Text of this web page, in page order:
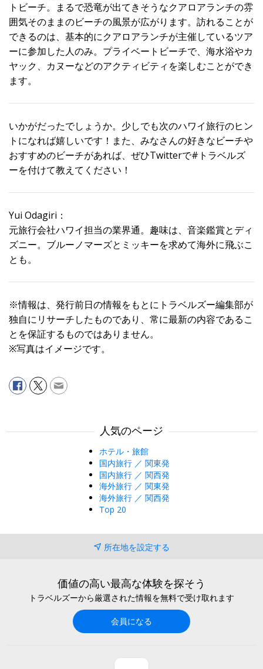
トビーチ。まるで恐竜が出てきそうなクアロアランチの雰
囲気そのままのビーチの風景が広がります。訪れることが
できるのは、基本的にクアロアランチが主催しているツア
ーに参加した人のみ。プライベートビーチで、海水浴やカ
ヤック、カヌーなどのアクティビティを楽しむことができ
ます。
いかがだったでしょうか。少しでも次のハワイ旅行のヒン
トになれば嬉しいです！また、みなさんの好きなビーチや
おすすめのビーチがあれば、ぜひTwitterで#トラベルズ
ーを付けて教えてください！
Yui Odagiri：
元旅行会社ハワイ担当の業界通。趣味は、音楽鑑賞とディ
ズニー。ブルーノマーズとミッキーを求めて海外に飛ぶこ
とも。
※情報は、発行前日の情報をもとにトラベルズー編集部が
独自にリサーチしたものであり、常に最新の内容であるこ
とを保証するものではありません。
※写真はイメージです。
人気のページ
ホテル・旅館
国内旅行 ／ 関東発
国内旅行 ／ 関西発
海外旅行 ／ 関東発
海外旅行 ／ 関西発
Top 20
所在地を設定する
価値の高い最高な体験を探そう
トラベルズーから厳選された情報を無料で受け取れます
会員になる